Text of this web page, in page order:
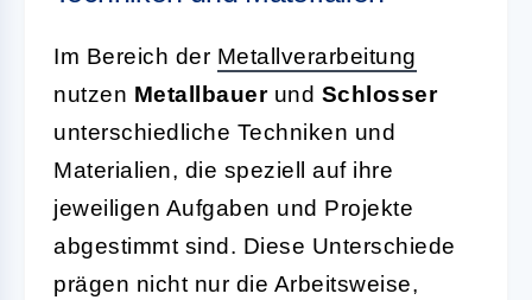
Im Bereich der Metallverarbeitung
nutzen Metallbauerund Schlosser
unterschiedliche Techniken und
Materialien, die speziell auf ihre
jeweiligen Aufgaben und Projekte
abgestimmt sind. Diese Unterschiede
prägen nicht nur die Arbeitsweise,